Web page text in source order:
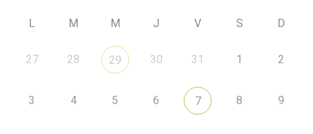
L M M J V S D
27 28 29 30 31 1 2
3 4 5 6 7 8 9